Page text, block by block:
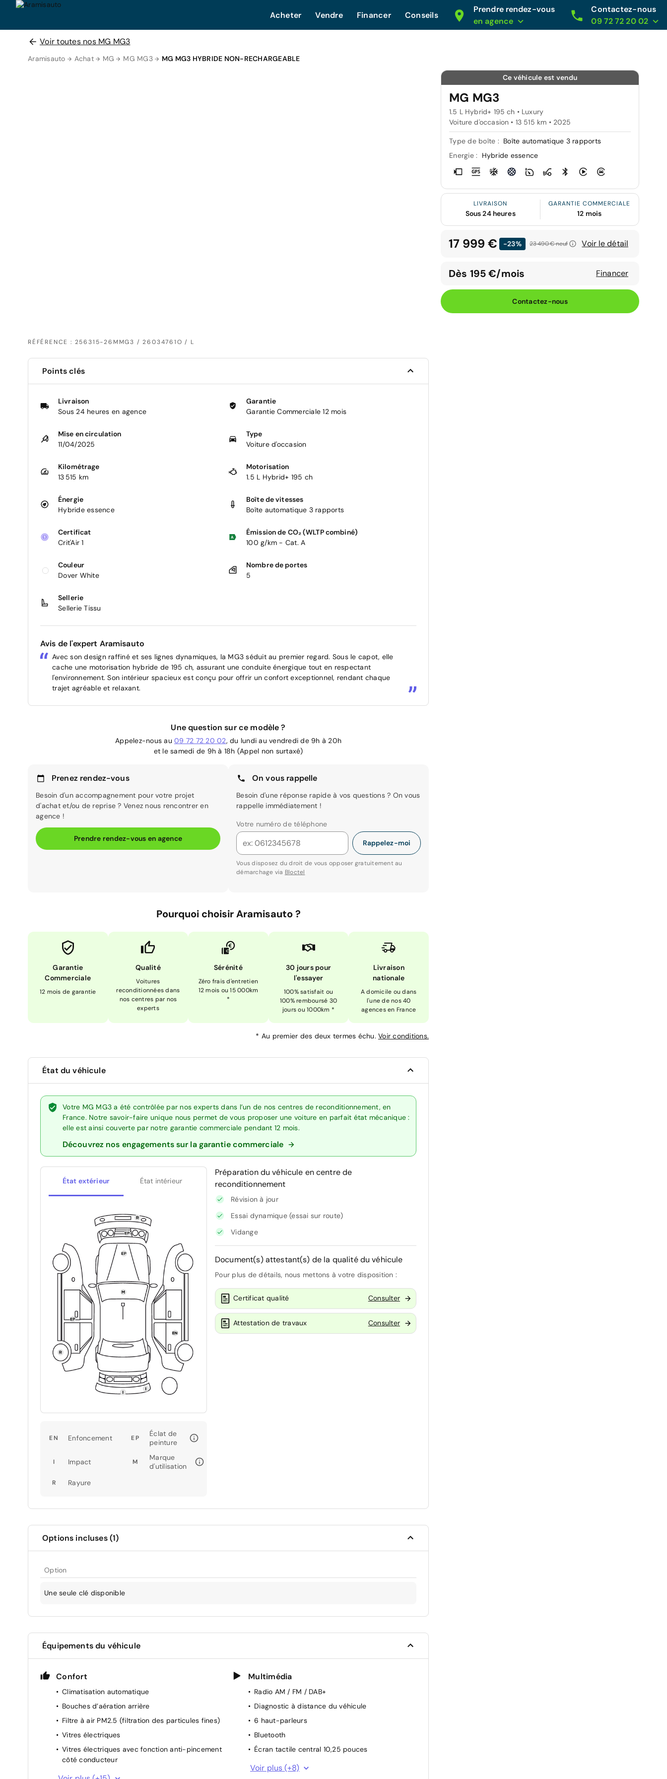
Acheter Vendre Financer Conseils
Prendre rendez-vous
en agence
Contactez-nous
09 72 72 20 02
Voir toutes nos MG MG3
Aramisauto Achat MG MG MG3 MG MG3 HYBRIDE NON-RECHARGEABLE
RÉFÉRENCE : 256315-26MMG3 / 26034761O / L
Ce véhicule est vendu
MG MG3
1.5 L Hybrid+ 195 ch • Luxury
Voiture d'occasion • 13 515 km • 2025
Type de boîte : Boîte automatique 3 rapports
Energie :
Hybride essence
LIVRAISON
Sous 24 heures
GARANTIE COMMERCIALE
12 mois
17 999 € -23% 23 490 €neuf Voir le détail
Dès 195 €/mois Financer
Contactez-nous
Points clés
Livraison
Sous 24 heures en agence
Garantie
Garantie Commerciale 12 mois
Mise en circulation
11/04/2025
Type
Voiture d'occasion
Kilométrage
13 515 km
Motorisation
1.5 L Hybrid+ 195 ch
Énergie
Hybride essence
Boîte de vitesses
Boîte automatique 3 rapports
Certificat
Crit'Air 1
Émission de CO₂ (WLTP combiné)
100 g/km - Cat. A
Couleur
Dover White
Nombre de portes
5
Sellerie
Sellerie Tissu
Avis de l'expert Aramisauto
Avec son design raffiné et ses lignes dynamiques, la MG3 séduit au premier regard. Sous le capot, elle
cache une motorisation hybride de 195 ch, assurant une conduite énergique tout en respectant
l'environnement. Son intérieur spacieux est conçu pour offrir un confort exceptionnel, rendant chaque
trajet agréable et relaxant.
Une question sur ce modèle ?
Appelez-nous au 09 72 72 20 02, du lundi au vendredi de 9h à 20h
et le samedi de 9h à 18h (Appel non surtaxé)
Prenez rendez-vous
Besoin d'un accompagnement pour votre projet
d'achat et/ou de reprise ? Venez nous rencontrer en
agence !
Prendre rendez-vous en agence
On vous rappelle
Besoin d'une réponse rapide à vos questions ? On vous
rappelle immédiatement !
Votre numéro de téléphone
Rappelez-moi
Vous disposez du droit de vous opposer gratuitement au
démarchage via Bloctel
Pourquoi choisir Aramisauto ?
Garantie
Commerciale
12 mois de garantie
Qualité
Voitures
reconditionnées dans
nos centres par nos
experts
Sérénité
Zéro frais d'entretien
12 mois ou 15 000km
*
30 jours pour
l'essayer
100% satisfait ou
100% remboursé 30
jours ou 1000km *
Livraison
nationale
A domicile ou dans
l'une de nos 40
agences en France
* Au premier des deux termes échu. Voir conditions.
État du véhicule
Votre MG MG3 a été contrôlée par nos experts dans l’un de nos centres de reconditionnement, en
France. Notre savoir-faire unique nous permet de vous proposer une voiture en parfait état mécanique :
elle est ainsi couverte par notre garantie commerciale pendant 12 mois.
Découvrez nos engagements sur la garantie commerciale
État extérieur État intérieur
EN Enfoncement EP
Éclat de
peinture
I Impact M
Marque
d'utilisation
R Rayure
Préparation du véhicule en centre de
reconditionnement
Révision à jour
Essai dynamique (essai sur route)
Vidange
Document(s) attestant(s) de la qualité du véhicule
Pour plus de détails, nous mettons à votre disposition :
Certificat qualité Consulter
Attestation de travaux Consulter
Options incluses (1)
Option
Une seule clé disponible
Équipements du véhicule
Confort
Climatisation automatique
Bouches d’aération arrière
Filtre à air PM2.5 (filtration des particules fines)
Vitres électriques
Vitres électriques avec fonction anti-pincement
côté conducteur
Accoudoir central avant
Multimédia
Radio AM / FM / DAB+
Diagnostic à distance du véhicule
6 haut-parleurs
Bluetooth
Écran tactile central 10,25 pouces
Verrouillage / déverrouillage à distance
Voir plus (+8)